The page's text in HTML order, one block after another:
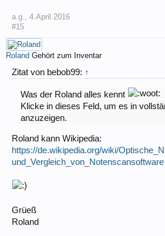
a.g., 4.April.2016
#15
Roland Gehört zum Inventar
Zitat von bebob99: ↑
Was der Roland alles kennt
Klicke in dieses Feld, um es in
anzuzeigen.
Roland kann Wikipedia:
https://de.wikipedia.org/wiki/
und_Vergleich_von_Notenscansoftware
Grüeß
Roland